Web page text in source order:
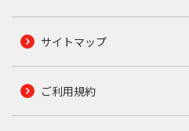
サイトマップ
ご利用規約